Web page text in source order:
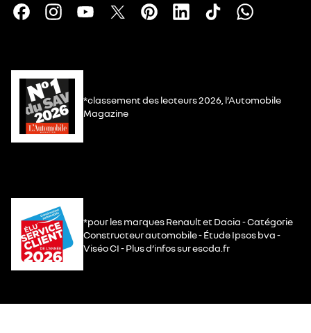
*classement des lecteurs 2026, l’Automobile
Magazine
*pour les marques Renault et Dacia - Catégorie
Constructeur automobile - Étude Ipsos bva -
Viséo CI - Plus d’infos sur escda.fr